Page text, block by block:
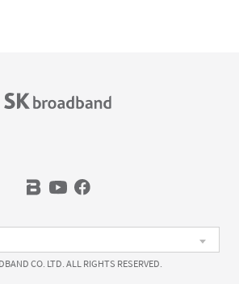
CO. LTD. ALL RIGHTS RESERVED.